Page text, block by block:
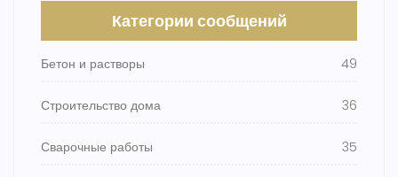
Категории сообщений
Бетон и растворы 49
Строительство дома 36
Сварочные работы 35